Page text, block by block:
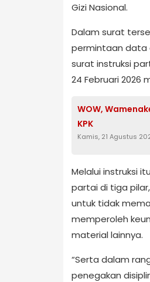
Gizi Nasional.
Dalam surat
permintaan data
surat instruksi
24 Februari 2026
WOW,
KPK
Kamis, 21 Agustus
Melalui instruksi
partai di tiga
untuk tidak
memperoleh
material lainnya.
“Serta dalam
penegakan